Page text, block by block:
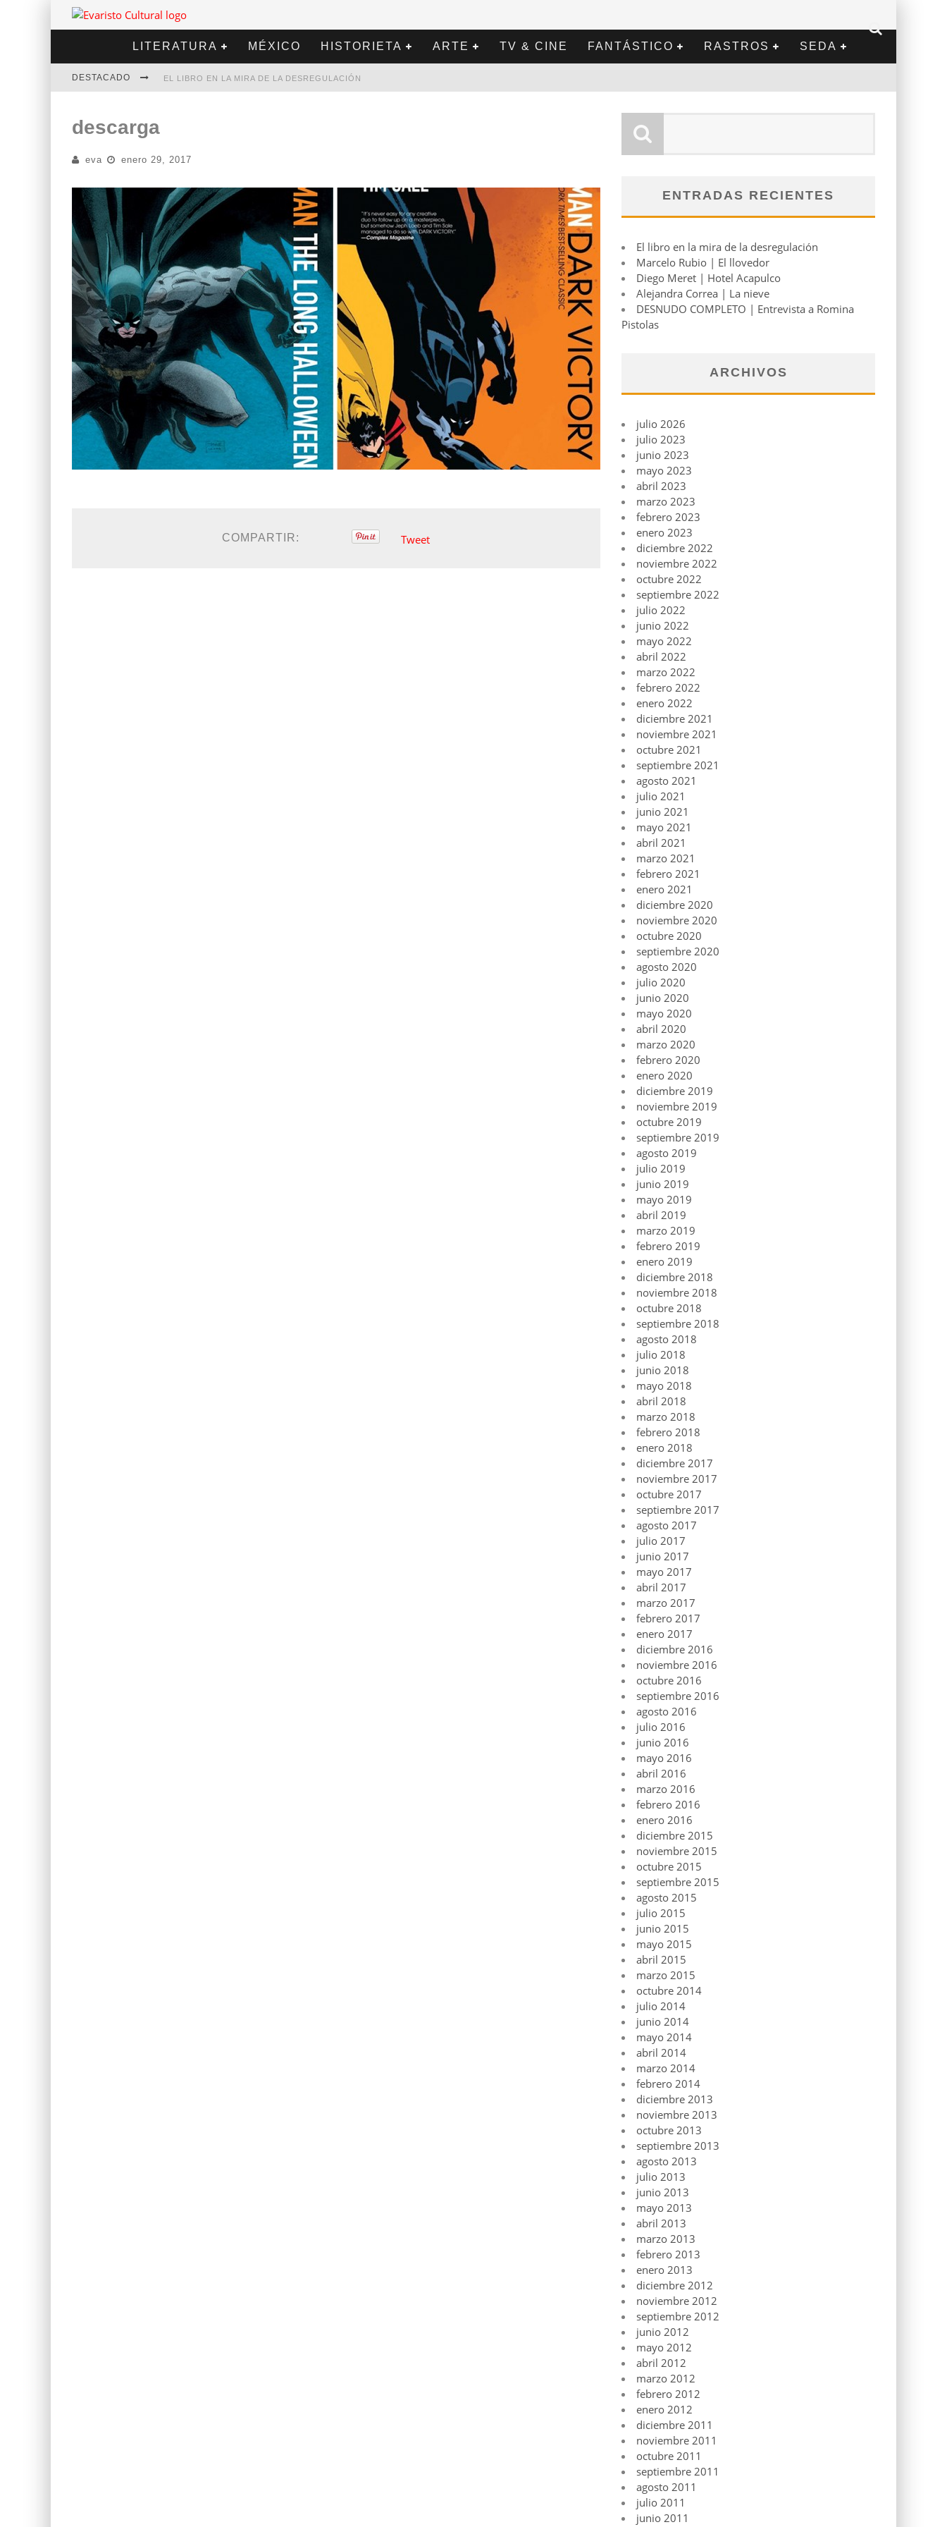
LITERATURA MÉXICO HISTORIETA ARTE TV & CINE FANTÁSTICO RASTROS SEDA
DESTACADO EL LIBRO EN LA MIRA DE LA DESREGULACIÓN
ALEJANDRA CORREA | LA NIEVE
descarga
eva enero 29, 2017
COMPARTIR: Tweet
ENTRADAS RECIENTES
El libro en la mira de la desregulación
Marcelo Rubio | El llovedor
Diego Meret | Hotel Acapulco
Alejandra Correa | La nieve
DESNUDO COMPLETO | Entrevista a Romina
Pistolas
ARCHIVOS
julio 2026
julio 2023
junio 2023
mayo 2023
abril 2023
marzo 2023
febrero 2023
enero 2023
diciembre 2022
noviembre 2022
octubre 2022
septiembre 2022
julio 2022
junio 2022
mayo 2022
abril 2022
marzo 2022
febrero 2022
enero 2022
diciembre 2021
noviembre 2021
octubre 2021
septiembre 2021
agosto 2021
julio 2021
junio 2021
mayo 2021
abril 2021
marzo 2021
febrero 2021
enero 2021
diciembre 2020
noviembre 2020
octubre 2020
septiembre 2020
agosto 2020
julio 2020
junio 2020
mayo 2020
abril 2020
marzo 2020
febrero 2020
enero 2020
diciembre 2019
noviembre 2019
octubre 2019
septiembre 2019
agosto 2019
julio 2019
junio 2019
mayo 2019
abril 2019
marzo 2019
febrero 2019
enero 2019
diciembre 2018
noviembre 2018
octubre 2018
septiembre 2018
agosto 2018
julio 2018
junio 2018
mayo 2018
abril 2018
marzo 2018
febrero 2018
enero 2018
diciembre 2017
noviembre 2017
octubre 2017
septiembre 2017
agosto 2017
julio 2017
junio 2017
mayo 2017
abril 2017
marzo 2017
febrero 2017
enero 2017
diciembre 2016
noviembre 2016
octubre 2016
septiembre 2016
agosto 2016
julio 2016
junio 2016
mayo 2016
abril 2016
marzo 2016
febrero 2016
enero 2016
diciembre 2015
noviembre 2015
octubre 2015
septiembre 2015
agosto 2015
julio 2015
junio 2015
mayo 2015
abril 2015
marzo 2015
octubre 2014
julio 2014
junio 2014
mayo 2014
abril 2014
marzo 2014
febrero 2014
diciembre 2013
noviembre 2013
octubre 2013
septiembre 2013
agosto 2013
julio 2013
junio 2013
mayo 2013
abril 2013
marzo 2013
febrero 2013
enero 2013
diciembre 2012
noviembre 2012
septiembre 2012
junio 2012
mayo 2012
abril 2012
marzo 2012
febrero 2012
enero 2012
diciembre 2011
noviembre 2011
octubre 2011
septiembre 2011
agosto 2011
julio 2011
junio 2011